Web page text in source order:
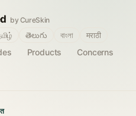
by CureSkin
Products
Concerns
తెలుగు বাংলা मराठी